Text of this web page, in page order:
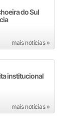
do Sul
mais notícias »
institucional
mais notícias »